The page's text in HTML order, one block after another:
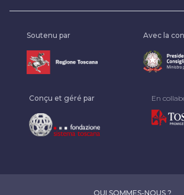
Soutenu par Avec la
Conçu et géré par En
QUI SOMMES-NOUS ?